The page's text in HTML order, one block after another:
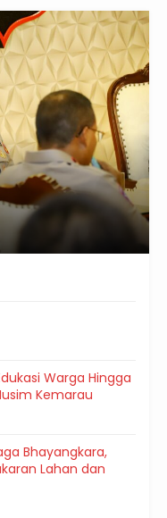
Warga Hingga
Kemarau
Bhayangkara,
Lahan dan